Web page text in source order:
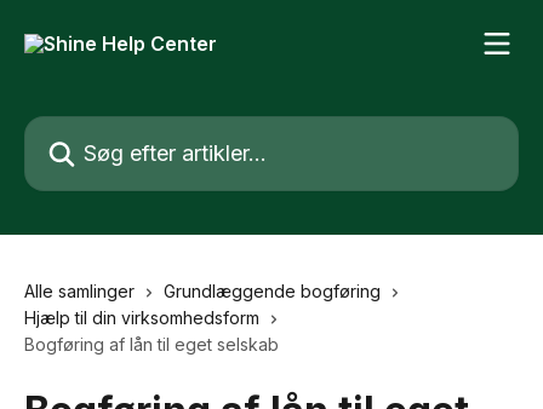
Søg efter artikler...
Alle samlinger
Grundlæggende bogføring
Hjælp til din virksomhedsform
Bogføring af lån til eget selskab